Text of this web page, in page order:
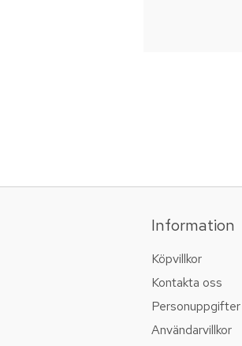
Information
Köpvillkor
Kontakta oss
Personuppgifter
Användarvillkor